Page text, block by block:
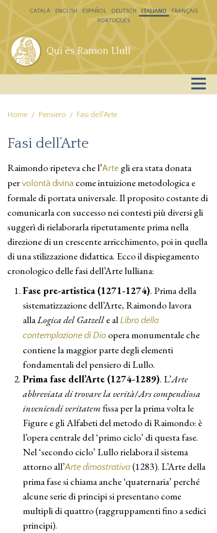
Salta al contenuto principale
Qui és Ramon Llull
CATALÁ ENGLISH ESPAÑOL DEUTSCH ITALIANO
FRANÇAIS
PORTUGUÊS
Home Pensiero Fasi dell’Arte
Fasi dell’Arte
Raimondo ripeteva che l’Arte gli era stata donata
per volontà divina come intuizione metodologica e
formale di portata universale. Il proposito costante di
comunicarla con successo nei contesti più diversi gli
suggerì di rielaborarla ripetutamente prima nella
direzione di un crescente arricchimento, poi in quella
di una stilizzazione didattica. Ecco il dispiegamento
cronologico delle fasi dell’Arte lulliana:
Fase pre-artistica (1271-1274). Prima della
sistematizzazione dell’Arte, Raimondo lavora
allaLogica del Gatzelle al Libro della
contemplazione di Dio opera monumentale che
contiene la maggior parte degli elementi
fondamentali del pensiero di Lullo.
Prima fase dell’Arte (1274-1289). L’Arte
abbreviata di trovare la verità/Ars compendiosa
inveniendi veritatemfissa per la prima volta le
Figure e gli Alfabeti del metodo di Raimondo: è
l’opera centrale del ‘primo ciclo’ di questa fase.
Nel ‘secondo ciclo’ Lullo rielabora il sistema
attorno all’Arte dimostrativa (1283). L’Arte della
prima fase si chiama anche ‘quaternaria’ perché
alcune serie di principi si presentano come
multipli di quattro (raggruppamenti fino a sedici
principi).